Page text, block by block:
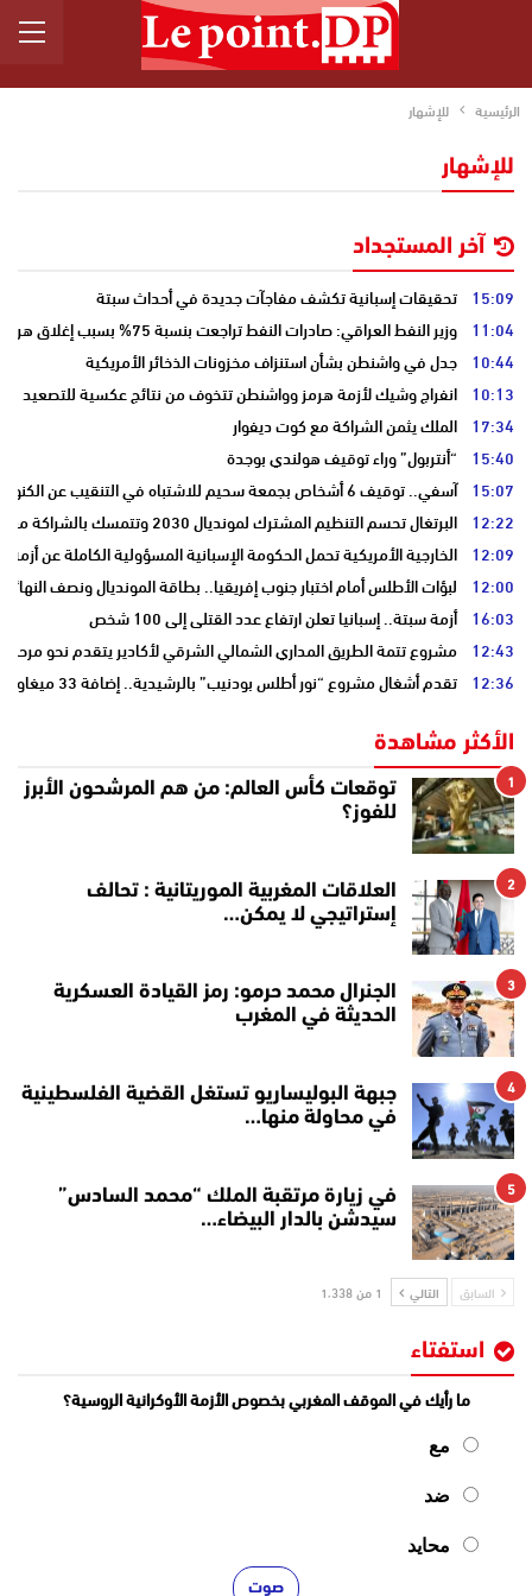
الرئيسية للإشهار
للإشهار
آخر المستجداد
15:09 تحقيقات إسبانية تكشف مفاجآت جديدة في أحداث سبتة
11:04 وزير النفط العراقي: صادرات النفط تراجعت بنسبة 75% بسبب إغلاق هرمز
10:44 جدل في واشنطن بشأن استنزاف مخزونات الذخائر الأمريكية
10:13 انفراج وشيك لأزمة هرمز وواشنطن تتخوف من نتائج عكسية للتصعيد
17:34 الملك يثمن الشراكة مع كوت ديفوار
15:40 “أنتربول” وراء توقيف هولندي بوجدة
15:07 آسفي.. توقيف 6 أشخاص بجمعة سحيم للاشتباه في التنقيب عن الكنوز .
12:22 البرتغال تحسم التنظيم المشترك لمونديال 2030 وتتمسك بالشراكة مع المغرب وإسبانيا
12:09 الخارجية الأمريكية تحمل الحكومة الإسبانية المسؤولية الكاملة عن أزمة
12:00 لبؤات الأطلس أمام اختبار جنوب إفريقيا.. بطاقة المونديال ونصف
16:03 أزمة سبتة.. إسبانيا تعلن ارتفاع عدد القتلى إلى 100 شخص
12:43 مشروع تتمة الطريق المداري الشمالي الشرقي لأكادير يتقدم نحو مرحلة
12:36 تقدم أشغال مشروع “نور أطلس بودنيب” بالرشيدية.. إضافة 33 ميغاوات إلى الشبكة الوطنية
الأكثر مشاهدة
1
توقعات كأس العالم: من هم المرشحون الأبرز
للفوز؟
2
العلاقات المغربية الموريتانية : تحالف
إستراتيجي لا يمكن…
3
الجنرال محمد حرمو: رمز القيادة العسكرية
الحديثة في المغرب
4
جبهة البوليساريو تستغل القضية الفلسطينية
في محاولة منها…
5
في زيارة مرتقبة الملك “محمد السادس”
سيدشن بالدار البيضاء…
السابق التالي 1 من 1٬338
استفتاء
ما رأيك في الموقف المغربي بخصوص الأزمة الأوكرانية الروسية؟
مع
ضد
محايد